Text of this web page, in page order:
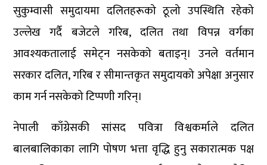
सुकुम्वासी समुदायमा दलितहरूको ठूलो उपस्थिति रहेको
उल्लेख गर्दै बजेटले गरिब, दलित तथा विपन्न वर्गका
आवश्यकतालाई समेट्न नसकेको बताइन्। उनले वर्तमान
सरकार दलित, गरिब र सीमान्तकृत समुदायको अपेक्षा अनुसार
काम गर्न नसकेको टिप्पणी गरिन्।
नेपाली काँग्रेसकी सांसद पवित्रा विश्वकर्माले दलित
बालबालिकाका लागि पोषण भत्ता वृद्धि हुनु सकारात्मक पक्ष